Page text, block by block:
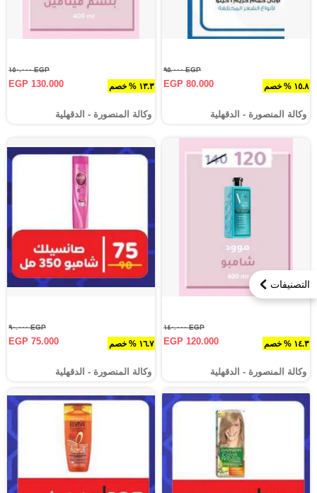
التصنيفات
١٥.٨ % خصم
EGP ٩٥.٠٠٠
EGP 80.000
وكالة المنصورة - الدقهلية‎
١٣.٣ % خصم
EGP ١٥٠.٠٠٠
EGP 130.000
وكالة المنصورة - الدقهلية‎
١٤.٣ % خصم
EGP ١٤٠.٠٠٠
EGP 120.000
وكالة المنصورة - الدقهلية‎
١٦.٧ % خصم
EGP ٩٠.٠٠٠
EGP 75.000
وكالة المنصورة - الدقهلية‎